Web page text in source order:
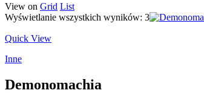
View on Grid List
Wyświetlanie wszystkich wyników: 3
Quick View
Inne
Demonomachia